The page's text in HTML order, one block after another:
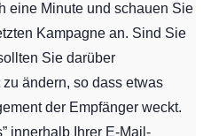
eine Minute und schauen Sie
Kampagne an. Sind Sie
Sie darüber
ändern, so dass etwas
der Empfänger weckt.
innerhalb Ihrer E-Mail-